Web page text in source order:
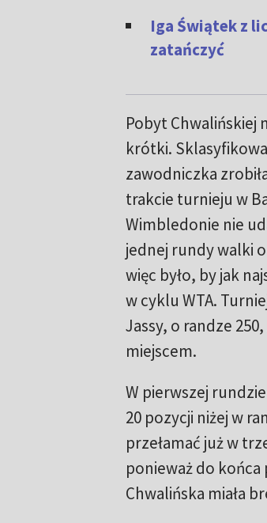
Iga Świątek z
zatańczyć
Pobyt Chwalińskiej
krótki.
zawodniczka
trakcie turnieju w
Wimbledonie nie
jednej rundy walki
więc było, by jak
w cyklu WTA.
Jassy, o randze
miejscem.
W pierwszej
20 pozycji niżej w
przełamać już w
ponieważ do końca
Chwalińska miała